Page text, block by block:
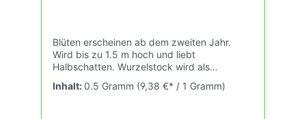
Blüten erscheinen ab dem zweiten Jahr.
Wird bis zu 1.5 m hoch und liebt
Halbschatten. Wurzelstock wird als
Heilpflanze genutzt, die Blüten verwendet
man als biodynamische Präparatepflanze.
Inhalt: 0.5 Gramm (9,38 €* / 1 Gramm)